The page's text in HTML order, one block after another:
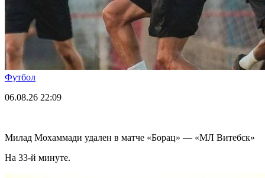
Футбол
06.08.26 22:09
Милад Мохаммади удален в матче «Борац» — «МЛ Витебск»
На 33-й минуте.